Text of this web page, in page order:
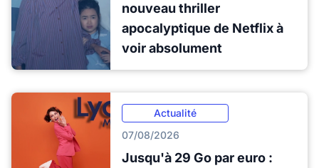
nouveau thriller
apocalyptique de Netflix à
voir absolument
Actualité
07/08/2026
Jusqu'à 29 Go par euro :